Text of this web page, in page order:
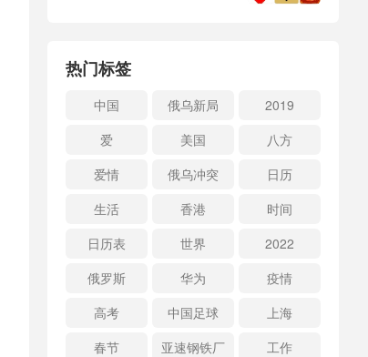
热门标签
中国 俄乌新局
2019
爱
美国
八方
爱情
俄乌冲突
日历
生活
香港
时间
日历表
世界
2022
俄罗斯
华为
疫情
高考
中国足球
上海
春节
亚速钢铁厂 工作